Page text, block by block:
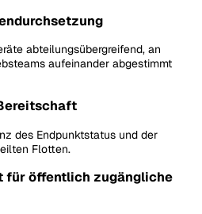
abteilungsübergreifend, an
aufeinander abgestimmt
des Endpunktstatus und der
Flotten.
für öffentlich zugängliche